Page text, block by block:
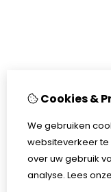
Cookies &
We gebruiken
websiteverkeer
over uw gebruik
analyse. Lees